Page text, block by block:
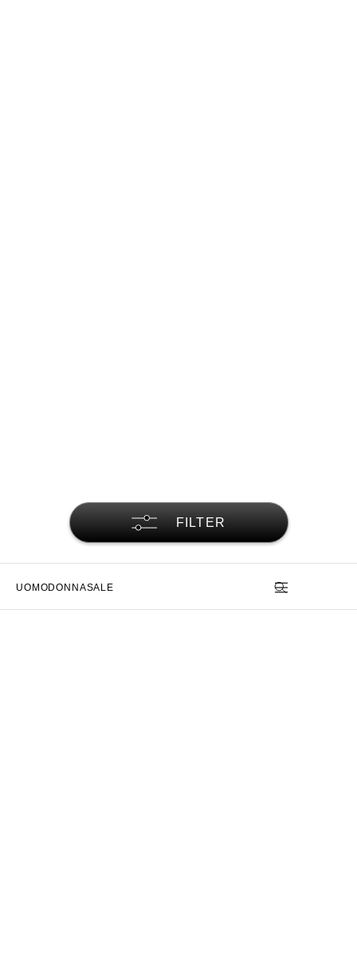
UOMODONNASALE
FILTER